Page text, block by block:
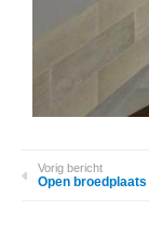
Vorig bericht
Open broedplaats